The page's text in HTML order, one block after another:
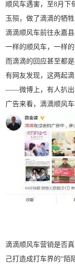
顺风车遇害，至8月下
玉殒，做了滴滴的牺
滴滴顺风车前往永嘉县
一样的顺风车，一样
而滴滴的回应甚至都
有网友发现，这两起
——微博上，有人扒
广告来看，滴滴顺风
滴滴顺风车营销是否
己打造成打车界的“陌